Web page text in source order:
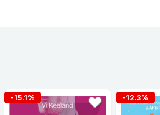
-15.1% -12.3%